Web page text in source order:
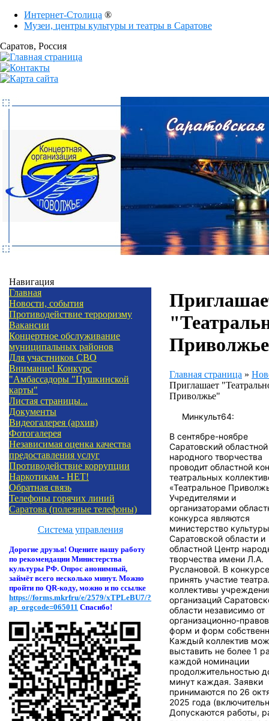
Интернет-Столица ®
Музеи, центры культуры и театры в Саратове
Саратов, Россия
Навигация
Главная
Новости, события
Противодействие терроризму
Вакансии
Концертное обслуживание
муниципальных районов
Для участников СВО
Внимание! Конкурс
"Амбассадоры "Пушкинской
карты"
Листая страницы...
Документы
Видеогалерея (архив)
Фотогалерея
Независимая оценка качества
предоставления услуг
Противодействие коррупции
Наркотикам - НЕТ!
Обратная связь
Телефоны горячих линий
Саратова (полезные телефоны)
Система управления
Дорогие друзья! Оцените нашу работу
по рекомендации Министерства
культуры РФ. Опрос анонимный,
займёт всего несколько минут. Можно
пройти по QR-коду, можно и по ссылке
https://forms.mkrfru/e/2579/xTPLeBU7/?
ap_orgcode=065011 Спасибо!
Главная страница »
Приглашает
Приволжье"
Минкульт64:
В сентябре-ноябре
Саратовский
народного творчества
проводит областной
театральных
«Театральное
Учредителями и
организаторами
конкурса являются
министерство культуры
Саратовской области и
областной Центр
творчества имени Л.А.
Руслановой. В
принять участие
коллективы
организаций
области независимо от
организационно-
форм и форм
Каждый коллектив
выставить не более 1
каждой номинации
продолжительностью
минут каждая. Заявки
принимаются по 26
2025 года
Допускаются работы,